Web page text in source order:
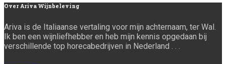
Over Ariva Wijnbeleving
Ariva is de Italiaanse vertaling voor mijn achternaam, ter Wal.
Ik ben een wijnliefhebber en heb mijn kennis opgedaan bij
verschillende top horecabedrijven in Nederland . . .